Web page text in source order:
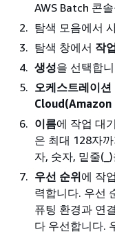
AWS Batch 콘
탐색 모음에서
탐색 창에서 작
생성을 선택합
오케스트레이션
Cloud(Amazon
이름에 작업 대
은 최대 128자
자, 숫자, 밑줄
우선 순위에 작
력합니다. 우선
퓨팅 환경과 연
다 우선합니다.